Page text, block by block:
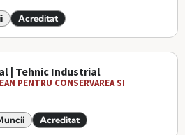
Acreditat
| Tehnic Industrial
PENTRU CONSERVAREA SI
Acreditat